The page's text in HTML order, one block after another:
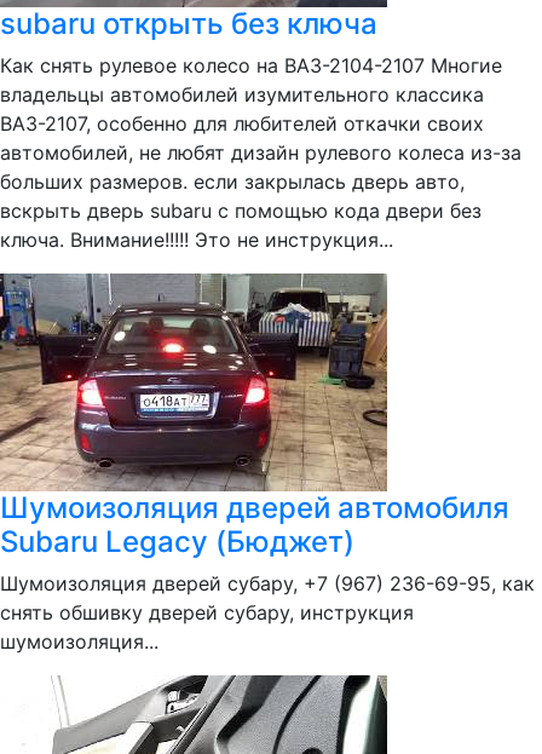
subaru открыть без ключа
Как снять рулевое колесо на ВАЗ-2104-2107 Многие
владельцы автомобилей изумительного классика
ВАЗ-2107, особенно для любителей откачки своих
автомобилей, не любят дизайн рулевого колеса из-за
больших размеров. если закрылась дверь авто,
вскрыть дверь subaru с помощью кода двери без
ключа. Внимание!!!!! Это не инструкция...
Шумоизоляция дверей автомобиля
Subaru Legacy (Бюджет)
Шумоизоляция дверей субару, +7 (967) 236-69-95, как
снять обшивку дверей субару, инструкция
шумоизоляция...